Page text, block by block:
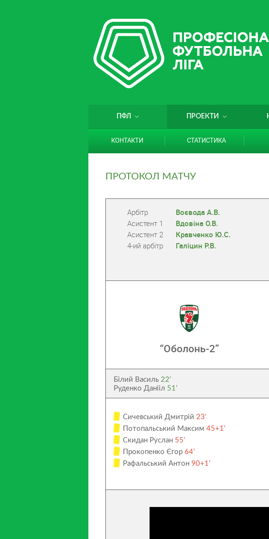
ПФЛ ПРОЕКТИ
КОНТАКТИ СТАТИСТИКА
ПРОТОКОЛ МАТЧУ
Арбітр
Воєвода А.В.
Асистент 1
Вдовіна О.В.
Асистент 2
Кравченко Ю.С.
4-ий арбітр
Галіцин Р.В.
“Оболонь-2”
Білий Василь22’
Руденко Данііл 51’
Сичевський Дмитрій 23’
Потопальський Максим 45+1’
Скидан Руслан 55’
Прокопенко Єгор 64’
Рафальський Антон 90+1’